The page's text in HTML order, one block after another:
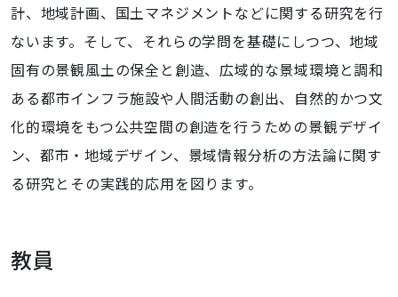
計、地域計画、国土マネジメントなどに関する研究を行
ないます。そして、それらの学問を基礎にしつつ、地域
固有の景観風土の保全と創造、広域的な景域環境と調和
ある都市インフラ施設や人間活動の創出、自然的かつ文
化的環境をもつ公共空間の創造を行うための景観デザイ
ン、都市・地域デザイン、景域情報分析の方法論に関す
る研究とその実践的応用を図ります。
教員